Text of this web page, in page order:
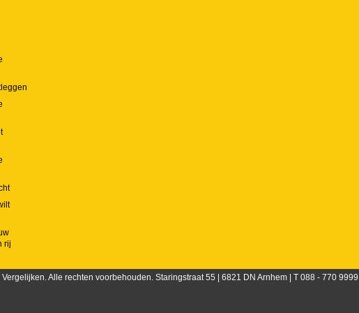
rij
Alle rechten voorbehouden. Staringstraat 55 | 6821 DN Arnhem | T 088 - 770 9999 |